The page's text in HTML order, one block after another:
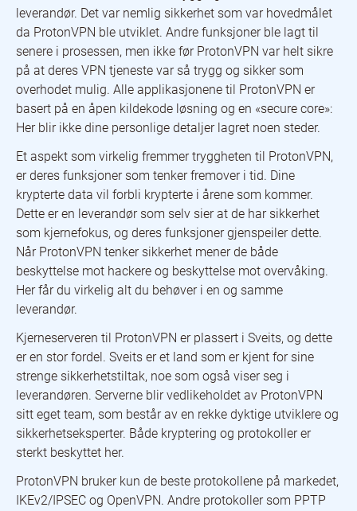
leverandør. Det var nemlig sikkerhet som var hovedmålet
da ProtonVPN ble utviklet. Andre funksjoner ble lagt til
senere i prosessen, men ikke før ProtonVPN var helt sikre
på at deres VPN tjeneste var så trygg og sikker som
overhodet mulig. Alle applikasjonene til ProtonVPN er
basert på en åpen kildekode løsning og en «secure core»:
Her blir ikke dine personlige detaljer lagret noen steder.
Et aspekt som virkelig fremmer tryggheten til ProtonVPN,
er deres funksjoner som tenker fremover i tid. Dine
krypterte data vil forbli krypterte i årene som kommer.
Dette er en leverandør som selv sier at de har sikkerhet
som kjernefokus, og deres funksjoner gjenspeiler dette.
Når ProtonVPN tenker sikkerhet mener de både
beskyttelse mot hackere og beskyttelse mot overvåking.
Her får du virkelig alt du behøver i en og samme
leverandør.
Kjerneserveren til ProtonVPN er plassert i Sveits, og dette
er en stor fordel. Sveits er et land som er kjent for sine
strenge sikkerhetstiltak, noe som også viser seg i
leverandøren. Serverne blir vedlikeholdet av ProtonVPN
sitt eget team, som består av en rekke dyktige utviklere og
sikkerhetseksperter. Både kryptering og protokoller er
sterkt beskyttet her.
ProtonVPN bruker kun de beste protokollene på markedet,
IKEv2/IPSEC og OpenVPN. Andre protokoller som PPTP